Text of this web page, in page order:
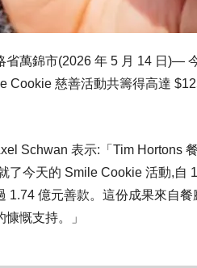
省萬錦市(2026 年 5 月 14 日)—
Cookie 慈善活動共籌得高達
Schwan 表示:「Tim Hortons
了今天的 Smile Cookie 活動,自
1.74 億元善款。這份成果來自
慨支持。」